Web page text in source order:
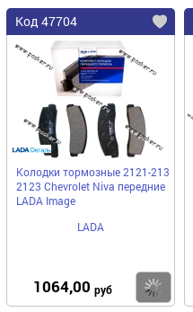
Купить
Код 47704
Колодки тормозные 2121-213
2123 Chevrolet Niva передние
LADA Image
LADA
1064,00 руб